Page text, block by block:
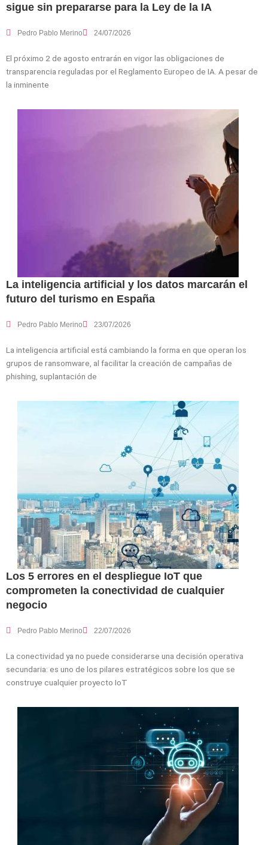
sigue sin prepararse para la Ley de la IA
Pedro Pablo Merino 24/07/2026
El próximo 2 de agosto entrarán en vigor las obligaciones de
transparencia reguladas por el Reglamento Europeo de IA. A pesar de
la inminente
La inteligencia artificial y los datos marcarán el
futuro del turismo en España
Pedro Pablo Merino 23/07/2026
La inteligencia artificial está cambiando la forma en que operan los
grupos de ransomware, al facilitar la creación de campañas de
phishing, suplantación de
Los 5 errores en el despliegue IoT que
comprometen la conectividad de cualquier
negocio
Pedro Pablo Merino 22/07/2026
La conectividad ya no puede considerarse una decisión operativa
secundaria: es uno de los pilares estratégicos sobre los que se
construye cualquier proyecto IoT